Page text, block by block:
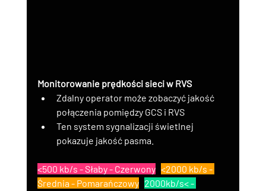
Monitorowanie prędkości sieci w RVS
Zdalny operator może zobaczyć jakość
połączenia pomiędzy GCS i RVS
Ten system sygnalizacji świetlnej
pokazuje jakość pasma.
<500 kb/s - Słaby - Czerwony <2000 kb/s -
Średnia - Pomarańczowy 2000kb/s< -